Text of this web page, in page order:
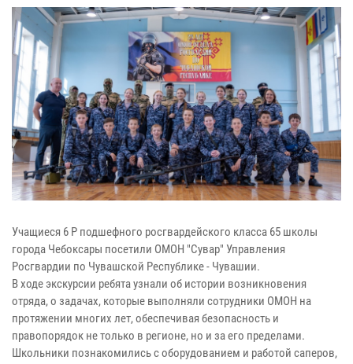
Учащиеся 6 Р подшефного росгвардейского класса 65 школы
города Чебоксары посетили ОМОН "Сувар" Управления
Росгвардии по Чувашской Республике - Чувашии.
В ходе экскурсии ребята узнали об истории возникновения
отряда, о задачах, которые выполняли сотрудники ОМОН на
протяжении многих лет, обеспечивая безопасность и
правопорядок не только в регионе, но и за его пределами.
Школьники познакомились с оборудованием и работой саперов,